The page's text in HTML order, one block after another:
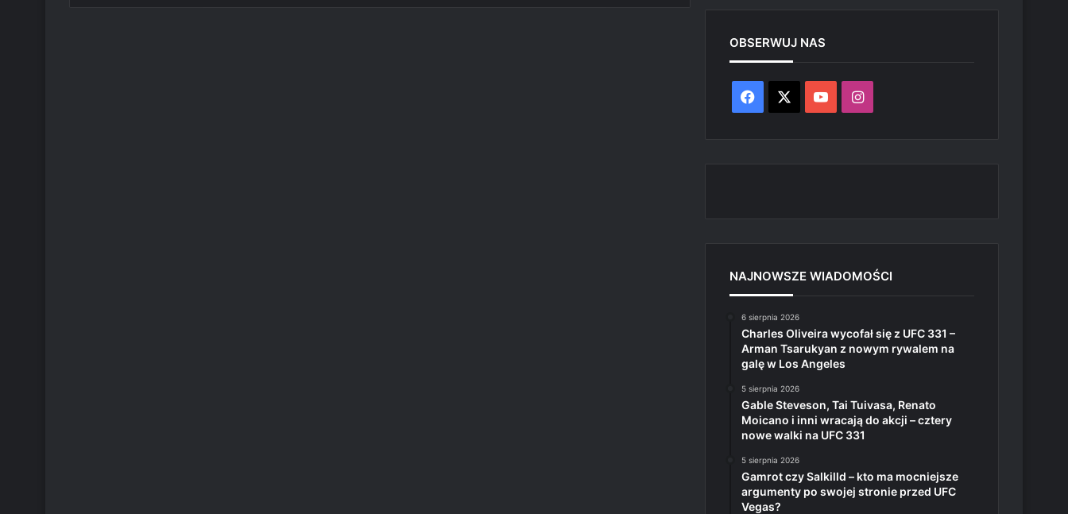
OBSERWUJ NAS
Facebook YouTubeInstagram
NAJNOWSZE WIADOMOŚCI
6 sierpnia 2026
Charles Oliveira wycofał się z UFC 331 –
Arman Tsarukyan z nowym rywalem na
galę w Los Angeles
5 sierpnia 2026
Gable Steveson, Tai Tuivasa, Renato
Moicano i inni wracają do akcji – cztery
nowe walki na UFC 331
5 sierpnia 2026
Gamrot czy Salkilld – kto ma mocniejsze
argumenty po swojej stronie przed UFC
Vegas?